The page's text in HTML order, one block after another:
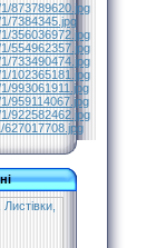
873789620.jpg
7384345.jpg
356036972.jpg
554962357.jpg
733490474.jpg
102365181.jpg
993061911.jpg
959114067.jpg
922582462.jpg